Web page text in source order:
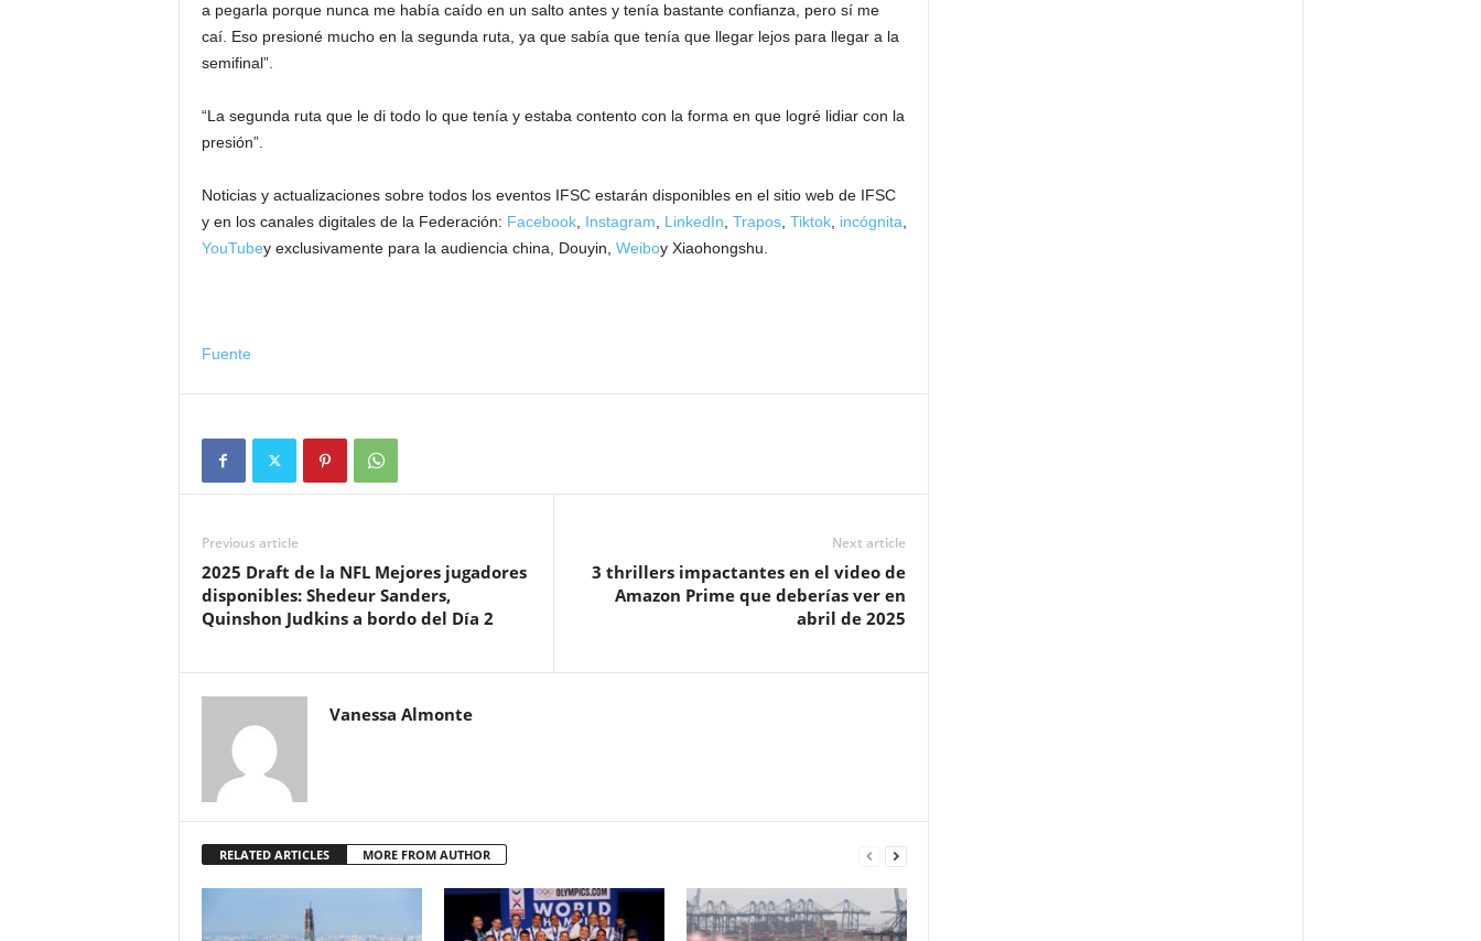
a pegarla porque nunca me había caído en un salto antes y tenía bastante confianza, pero sí me
caí. Eso presioné mucho en la segunda ruta, ya que sabía que tenía que llegar lejos para llegar a la
semifinal”.
“La segunda ruta que le di todo lo que tenía y estaba contento con la forma en que logré lidiar con la
presión”.
Noticias y actualizaciones sobre todos los eventos IFSC estarán disponibles en el sitio web de IFSC
y en los canales digitales de la Federación: Facebook, Instagram LinkedIn Trapos, Tiktok, incógnita
YouTubey exclusivamente para la audiencia china, Douyin, Weiboy Xiaohongshu.
Fuente
Previous article
2025 Draft de la NFL Mejores jugadores
disponibles: Shedeur Sanders,
Quinshon Judkins a bordo del Día 2
Next article
3 thrillers impactantes en el video de
Amazon Prime que deberías ver en
abril de 2025
Vanessa Almonte
RELATED ARTICLES MORE FROM AUTHOR